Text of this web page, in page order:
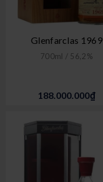
Glenfarclas 1969
700ml / 56,2%
188.000.000₫